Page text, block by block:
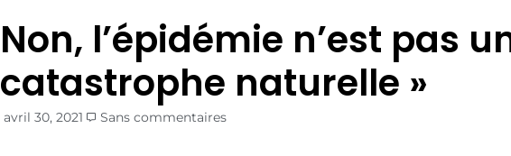
Non, l’épidémie n’est pas
catastrophe naturelle »
avril 30, 2021 Sans commentaires